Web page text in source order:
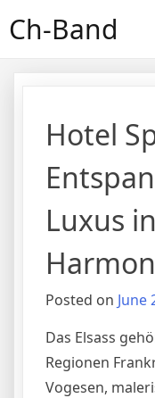
toCh-Band
Hotel
Luxus
Posted on June
Das Elsass
Regionen
Vogesen,